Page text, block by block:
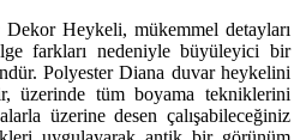
Heykeli, mükemmel detayları
farkları nedeniyle büyüleyici bir
Polyester Diana duvar heykelini
üzerinde tüm boyama tekniklerini
üzerine desen çalışabileceğiniz